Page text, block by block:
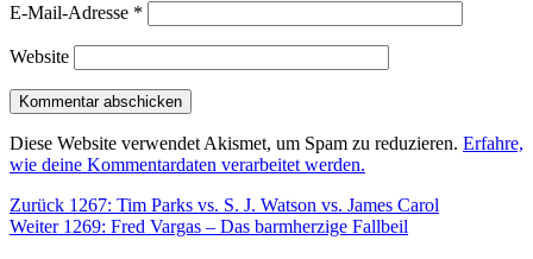
E-Mail-Adresse *
Website
Diese Website verwendet Akismet, um Spam zu reduzieren. Erfahre,
wie deine Kommentardaten verarbeitet werden.
Beitragsnavigation
Zurück Vorheriger
Beitrag:
1267: Tim Parks vs. S. J. Watson vs. James Carol
Weiter Nächster
1269: Fred Vargas – Das barmherzige Fallbeil